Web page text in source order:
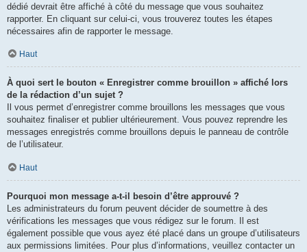
dédié devrait être affiché à côté du message que vous souhaitez
rapporter. En cliquant sur celui-ci, vous trouverez toutes les étapes
nécessaires afin de rapporter le message.
Haut
À quoi sert le bouton « Enregistrer comme brouillon » affiché lors
de la rédaction d’un sujet ?
Il vous permet d’enregistrer comme brouillons les messages que vous
souhaitez finaliser et publier ultérieurement. Vous pouvez reprendre les
messages enregistrés comme brouillons depuis le panneau de contrôle
de l’utilisateur.
Haut
Pourquoi mon message a-t-il besoin d’être approuvé ?
Les administrateurs du forum peuvent décider de soumettre à des
vérifications les messages que vous rédigez sur le forum. Il est
également possible que vous ayez été placé dans un groupe d’utilisateurs
aux permissions limitées. Pour plus d’informations, veuillez contacter un